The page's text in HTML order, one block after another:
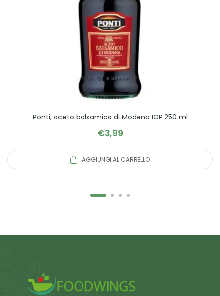
Ponti, aceto balsamico di Modena IGP 250 ml
€3,99
AGGIUNGI AL CARRELLO